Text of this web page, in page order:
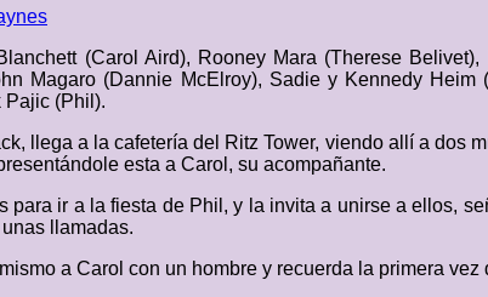
(Carol Aird), Rooney Mara (Therese
Magaro (Dannie McElroy), Sadie y Kennedy
Pajic (Phil).
llega a la cafetería del Ritz Tower, viendo allí a dos
esta a Carol, su acompañante.
para ir a la fiesta de Phil, y la invita a unirse a ellos,
llamadas.
a Carol con un hombre y recuerda la primera